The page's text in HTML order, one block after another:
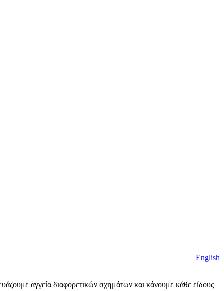
English
αγγεία διαφορετικών σχημάτων και κάνουμε κάθε είδους